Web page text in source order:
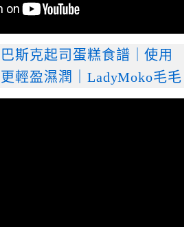
斯克起司蛋糕食譜｜使用
輕盈濕潤｜LadyMoko毛毛